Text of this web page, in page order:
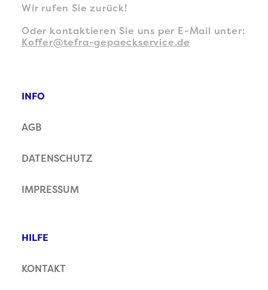
Wir rufen Sie zurück!
Oder kontaktieren Sie uns per E-Mail unter:
Koffer@tefra-gepaeckservice.de
INFO
AGB
DATENSCHUTZ
IMPRESSUM
HILFE
KONTAKT